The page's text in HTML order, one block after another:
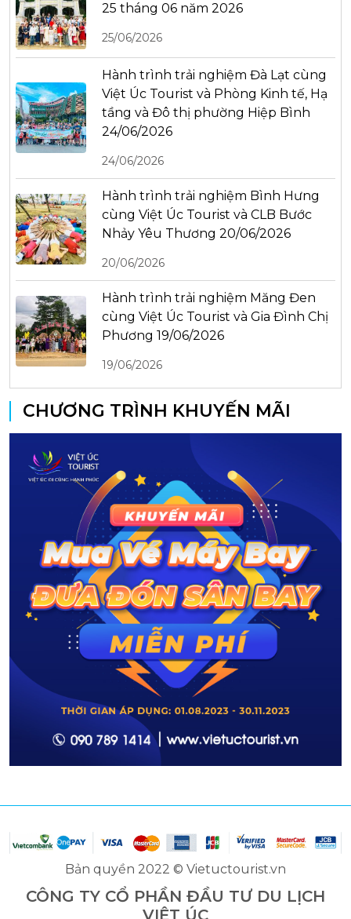
25 tháng 06 năm 2026
25/06/2026
Hành trình trải nghiệm Đà Lạt cùng
Việt Úc Tourist và Phòng Kinh tế, Hạ
tầng và Đô thị phường Hiệp Bình
24/06/2026
24/06/2026
Hành trình trải nghiệm Bình Hưng
cùng Việt Úc Tourist và CLB Bước
Nhảy Yêu Thương 20/06/2026
20/06/2026
Hành trình trải nghiệm Măng Đen
cùng Việt Úc Tourist và Gia Đình Chị
Phương 19/06/2026
19/06/2026
CHƯƠNG TRÌNH KHUYẾN MÃI
Bản quyền 2022 © Vietuctourist.vn
CÔNG TY CỔ PHẦN ĐẦU TƯ DU LỊCH
VIỆT ÚC